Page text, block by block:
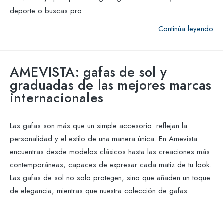
deporte o buscas pro
Continúa leyendo
AMEVISTA: gafas de sol y
graduadas de las mejores marcas
internacionales
Las gafas son más que un simple accesorio: reflejan la
personalidad y el estilo de una manera única. En Amevista
encuentras desde modelos clásicos hasta las creaciones más
contemporáneas, capaces de expresar cada matiz de tu look.
Las gafas de sol no solo protegen, sino que añaden un toque
de elegancia, mientras que nuestra colección de gafas